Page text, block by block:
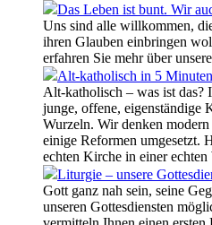
Das Leben ist bunt. Wir
Uns sind alle willkommen,
ihren Glauben einbringen
erfahren Sie mehr über
Alt-katholisch in 5 Minuten
Alt-katholisch – was ist das?
junge, offene, eigenständige
Wurzeln. Wir denken
einige Reformen umgesetzt.
echten Kirche in einer echten
Liturgie – unsere
Gott ganz nah sein, seine
unseren Gottesdiensten